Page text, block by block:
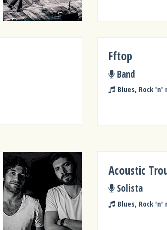
Fftop
Band
Blues, Rock 'n'
Acoustic
Solista
Blues, Rock 'n'